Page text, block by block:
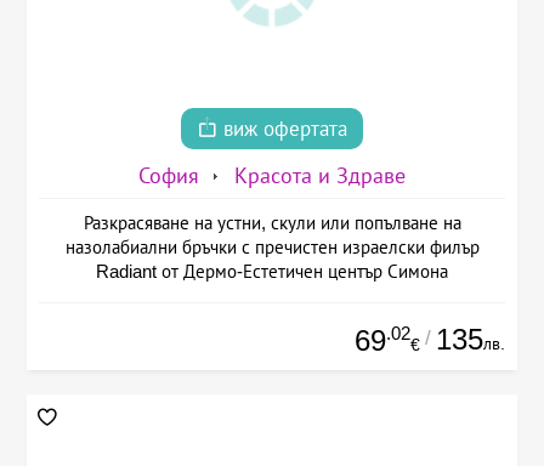
виж офертата
София Красота и Здраве
Разкрасяване на устни, скули или попълване на
назолабиални бръчки с пречистен израелски филър
Radiant от Дермо-Естетичен център Симона
69.02
€ / 135лв.